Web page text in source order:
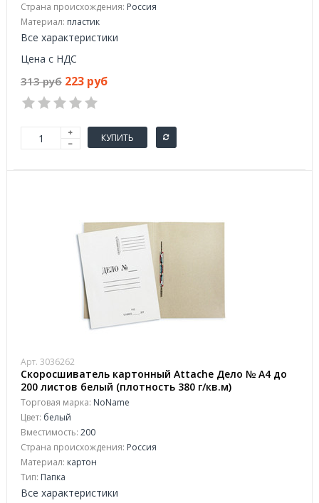
Страна происхождения: Россия
Материал: пластик
Все характеристики
Цена с НДС
313 руб 223 руб
КУПИТЬ
Арт. 3036262
Скоросшиватель картонный Attache Дело № А4 до
200 листов белый (плотность 380 г/кв.м)
Торговая марка: NoName
Цвет: белый
Вместимость: 200
Страна происхождения: Россия
Материал: картон
Тип: Папка
Все характеристики